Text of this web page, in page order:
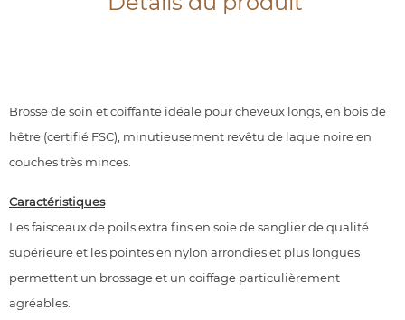
Brosse de soin et coiffante idéale pour cheveux longs, en bois de
hêtre (certifié FSC), minutieusement revêtu de laque noire en
couches très minces.
Caractéristiques
Les faisceaux de poils extra fins en soie de sanglier dequalité
supérieure et les pointes en nylon arrondies et plus longues
permettent un brossage et un coiffage particulièrement
agréables.